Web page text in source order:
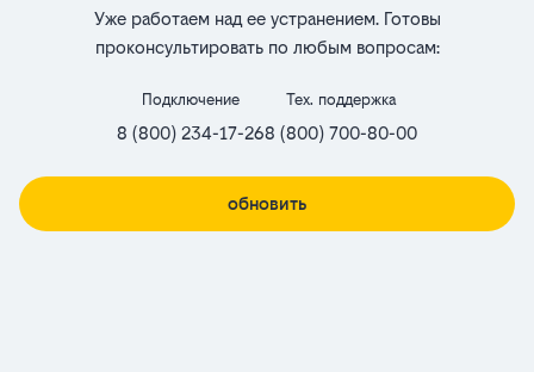
Уже работаем над ее устранением. Готовы
проконсультировать по любым вопросам:
Подключение
8 (800) 234-17-26
Тех. поддержка
8 (800) 700-80-00
обновить